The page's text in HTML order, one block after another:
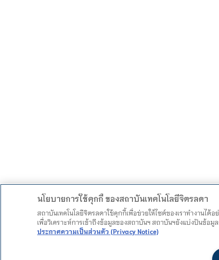
นโยบายการใช้คุกกี้ ของสถาบันเทคโนโลยีจิตรลดา
สถาบันเทคโนโลยีจิตรลดาใช้คุกกี้เพื่อช่วยให้ไซต์ของเราทำงานไ
เพื่อวิเคราะห์การเข้าถึงข้อมูลของสถาบันฯ สถาบันฯยังแบ่งปันข้อ
ประกาศความเป็นส่วนตัว (Privacy Notice)